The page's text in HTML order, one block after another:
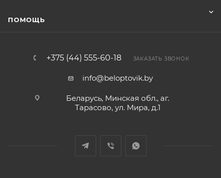
ПОМОЩЬ
+375 (44) 555-60-18 ЗАКАЗАТЬ ЗВОНОК
info@beloptovik.by
Беларусь, Минская обл., аг.
Тарасово, ул. Мира, д.1